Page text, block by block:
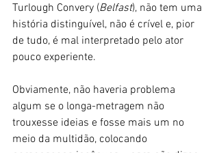
Turlough Convery (Belfast), não tem uma
história distinguível, não é crível e, pior
de tudo, é mal interpretado pelo ator
pouco experiente.
Obviamente, não haveria problema
algum se o longa-metragem não
trouxesse ideias e fosse mais um no
meio da multidão, colocando